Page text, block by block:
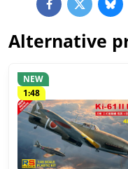
FacebookTwitter
Alternative
NEW
1:48